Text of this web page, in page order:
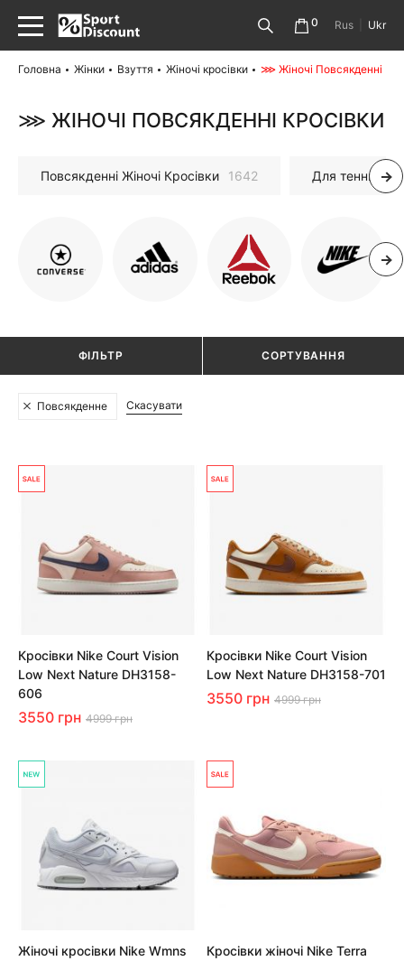
0 Rus Ukr
Головна Жінки Взуття Жіночі кросівки ⋙ Жіночі Повсякденні
⋙ ЖІНОЧІ ПОВСЯКДЕННІ КРОСІВКИ
Повсякденні Жіночі Кросівки 1642 Для тенниса
ФІЛЬТР СОРТУВАННЯ
Повсякденне Скасувати
Кросівки Nike Court Vision
Low Next Nature DH3158-
606
3550 грн 4999 грн
Кросівки Nike Court Vision
Low Next Nature DH3158-701
3550 грн 4999 грн
Жіночі кросівки Nike Wmns
Кросівки жіночі Nike Terra